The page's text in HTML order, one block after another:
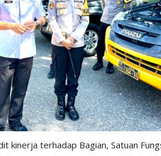
kinerja terhadap Bagian, Satuan
POLSEK
KORBAN
Mei 23, 2019 3252
Polsek
Humas Polres